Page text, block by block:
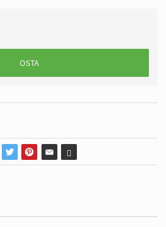
OSTA